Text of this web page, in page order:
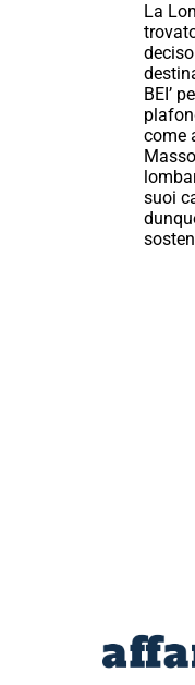
La
BEI’
come
suoi